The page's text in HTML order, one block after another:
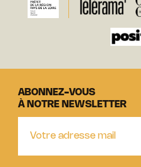
ABONNEZ-VOUS
À NOTRE NEWSLETTER